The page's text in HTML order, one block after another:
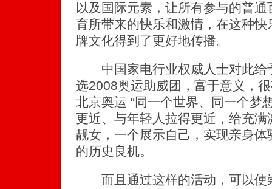
以及国际元素，让所有参与的普
育所带来的快乐和激情，在这种
牌文化得到了更好地传播。
中国家电行业权威人士对此给
选2008奥运助威团，富于意义，
北京奥运 “同一个世界、同一个梦
更近、与年轻人拉得更近，给充
靓女，一个展示自己，实现亲身
的历史良机。
而且通过这样的活动，可以使